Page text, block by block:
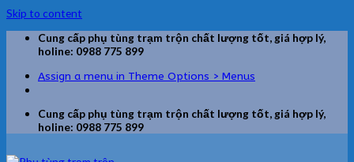
Skip to content
Cung cấp phụ tùng trạm trộn chất lượng tốt, giá hợp lý,
holine: 0988 775 899
Assign a menu in Theme Options > Menus
Cung cấp phụ tùng trạm trộn chất lượng tốt, giá hợp lý,
holine: 0988 775 899